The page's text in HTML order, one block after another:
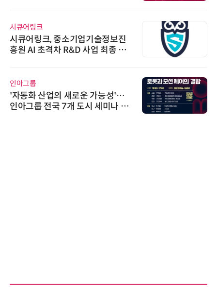
시큐어링크
시큐어링크, 중소기업기술정보진
흥원 AI 초격차 R&D 사업 최종 선
인아그룹
'자동화 산업의 새로운 가능성'…
인아그룹 전국 7개 도시 세미나 페